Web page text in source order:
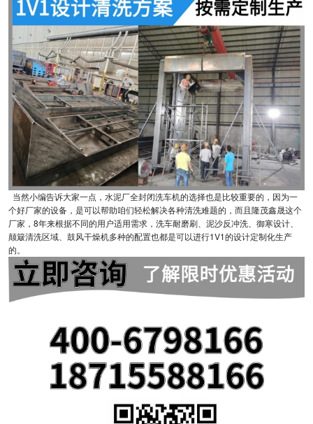
当然小编告诉大家一点，水泥厂全封闭洗车机的选择也是比较重要的，因为一
个好厂家的设备，是可以帮助咱们轻松解决各种清洗难题的，而且隆茂鑫晟这个
厂家，8年来根据不同的用户适用需求，洗车耐磨刷、泥沙反冲洗、御寒设计、
颠簸清洗区域、鼓风干燥机多种的配置也都是可以进行1V1的设计定制化生产
的。